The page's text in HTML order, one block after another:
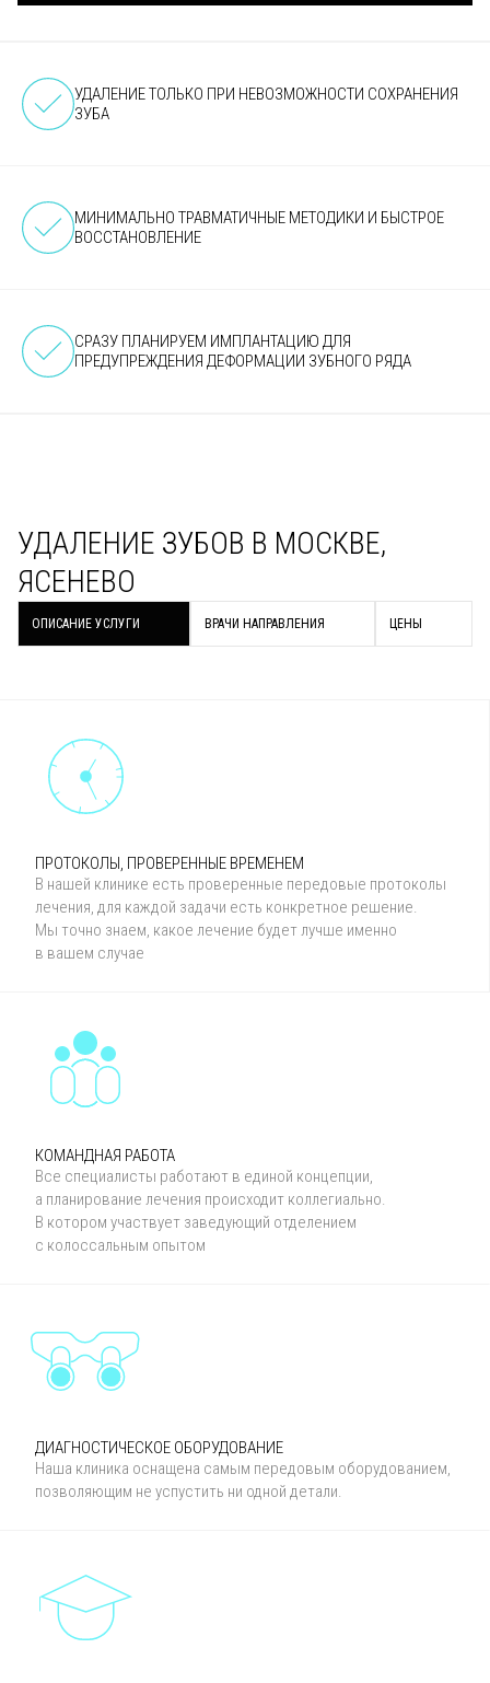
УДАЛЕНИЕ ТОЛЬКО ПРИ НЕВОЗМОЖНОСТИ СОХРАНЕНИЯ
ЗУБА
МИНИМАЛЬНО ТРАВМАТИЧНЫЕ МЕТОДИКИ И БЫСТРОЕ
ВОССТАНОВЛЕНИЕ
СРАЗУ ПЛАНИРУЕМ ИМПЛАНТАЦИЮ ДЛЯ
ПРЕДУПРЕЖДЕНИЯ ДЕФОРМАЦИИ ЗУБНОГО РЯДА
УДАЛЕНИЕ ЗУБОВ В МОСКВЕ,
ЯСЕНЕВО
ОПИСАНИЕ УСЛУГИ ВРАЧИ НАПРАВЛЕНИЯ ЦЕНЫ
ПРОТОКОЛЫ, ПРОВЕРЕННЫЕ ВРЕМЕНЕМ
В нашей клинике есть проверенные передовые протоколы
лечения, для каждой задачи есть конкретное решение.
Мы точно знаем, какое лечение будет лучше именно
в вашем случае
КОМАНДНАЯ РАБОТА
Все специалисты работают в единой концепции,
а планирование лечения происходит коллегиально.
В котором участвует заведующий отделением
с колоссальным опытом
ДИАГНОСТИЧЕСКОЕ ОБОРУДОВАНИЕ
Наша клиника оснащена самым передовым оборудованием,
позволяющим не успустить ни одной детали.